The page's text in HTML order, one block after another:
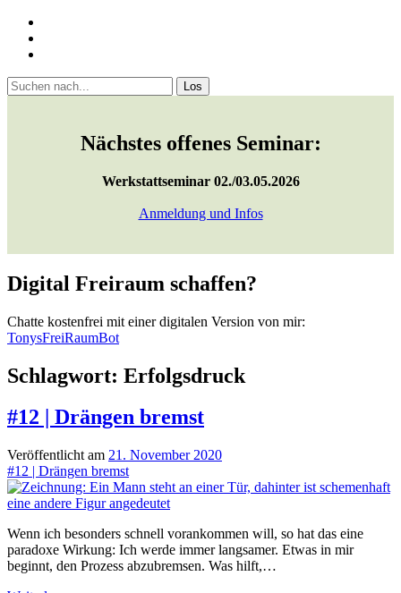
Sidebar
Suchen
Nächstes offenes Seminar:
Werkstattseminar 02./03.05.2026
Anmeldung und Infos
Digital Freiraum schaffen?
Chatte kostenfrei mit einer digitalen Version von mir:
TonysFreiRaumBot
Schlagwort: Erfolgsdruck
#12 | Drängen bremst
Veröffentlicht am 21. November 2020
#12 | Drängen bremst
Wenn ich besonders schnell vorankommen will, so hat das eine
paradoxe Wirkung: Ich werde immer langsamer. Etwas in mir
beginnt, den Prozess abzubremsen. Was hilft,…